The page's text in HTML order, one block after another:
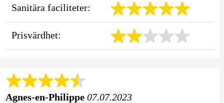
Sanitära faciliteter:
Prisvärdhet:
Agnes-en-Philippe 07.07.2023